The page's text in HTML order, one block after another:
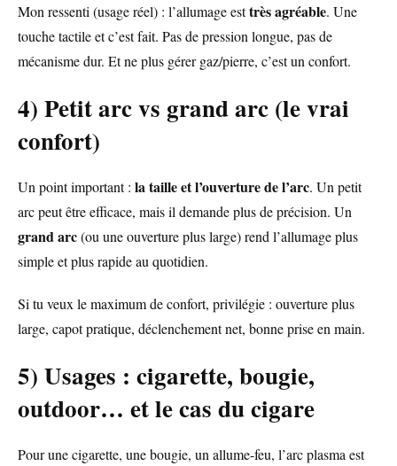
Mon ressenti (usage réel) : l’allumage esttrès agréable. Une
touche tactile et c’est fait. Pas de pression longue, pas de
mécanisme dur. Et ne plus gérer gaz/pierre, c’est un confort.
4) Petit arc vs grand arc (le vrai
confort)
Un point important : la taille et l’ouverture de l’arc. Un petit
arc peut être efficace, mais il demande plus de précision. Un
grand arc(ou une ouverture plus large) rend l’allumage plus
simple et plus rapide au quotidien.
Si tu veux le maximum de confort, privilégie : ouverture plus
large, capot pratique, déclenchement net, bonne prise en main.
5) Usages : cigarette, bougie,
outdoor… et le cas du cigare
Pour une cigarette, une bougie, un allume-feu, l’arc plasma est